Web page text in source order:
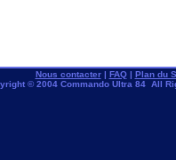
Nous contacter| FAQ| Plan du
© 2004 Commando Ultra 84 All